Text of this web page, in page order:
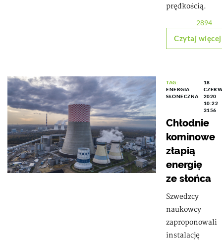
prędkością.
2894
Czytaj więcej
TAG:
ENERGIA
SŁONECZNA
18
2020
10:22
3156
Chłodnie
kominowe
złapią
energię
ze słońca
Szwedzcy
naukowcy
zaproponowali
instalację